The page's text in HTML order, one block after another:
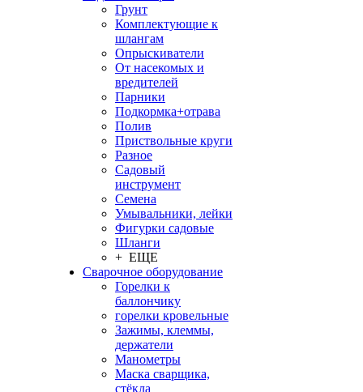
Грунт
Комплектующие к
шлангам
Опрыскиватели
От насекомых и
вредителей
Парники
Подкормка+отрава
Полив
Приствольные круги
Разное
Садовый
инструмент
Семена
Умывальники, лейки
Фигурки садовые
Шланги
+ ЕЩЕ
Сварочное оборудование
Горелки к
баллончику
горелки кровельные
Зажимы, клеммы,
держатели
Манометры
Маска сварщика,
стёкла